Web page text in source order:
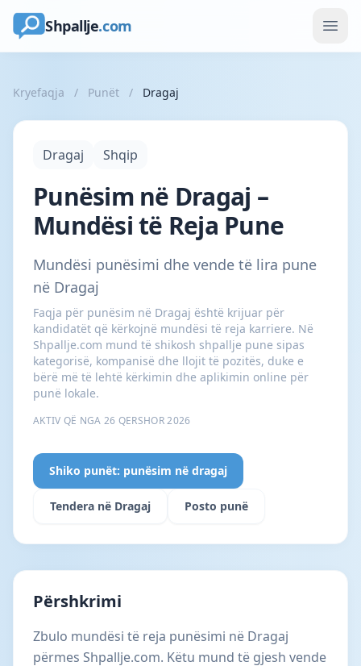
Shpallje.com
Kryefaqja / Punët / Dragaj
Dragaj Shqip
Punësim në Dragaj –
Mundësi të Reja Pune
Mundësi punësimi dhe vende të lira pune
në Dragaj
Faqja për punësim në Dragaj është krijuar për
kandidatët që kërkojnë mundësi të reja karriere. Në
Shpallje.com mund të shikosh shpallje pune sipas
kategorisë, kompanisë dhe llojit të pozitës, duke e
bërë më të lehtë kërkimin dhe aplikimin online për
punë lokale.
AKTIV QË NGA 26 QERSHOR 2026
Shiko punët: punësim në dragaj
Tendera në Dragaj Posto punë
Përshkrimi
Zbulo mundësi të reja punësimi në Dragaj
përmes Shpallje.com. Këtu mund të gjesh vende